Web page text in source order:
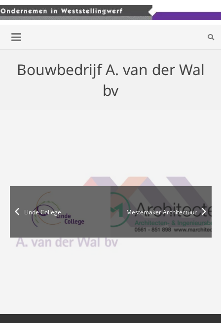
Bouwbedrijf A. van der Wal
bv
Linde College Mestemaker Architectuur